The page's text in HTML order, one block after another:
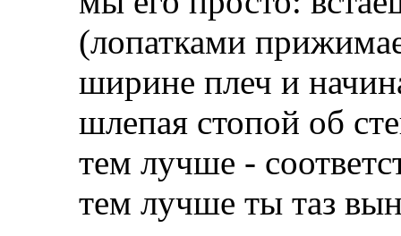
(лопатками
ширине плеч и
шлепая стопой об
тем лучше -
тем лучше ты таз